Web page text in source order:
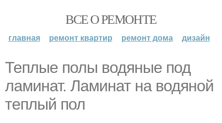
ВСЕ О РЕМОНТЕ
главная ремонт квартир ремонт дома дизайн
Теплые полы водяные под
ламинат. Ламинат на водяной
теплый пол